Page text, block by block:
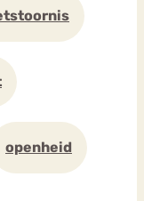
openheid